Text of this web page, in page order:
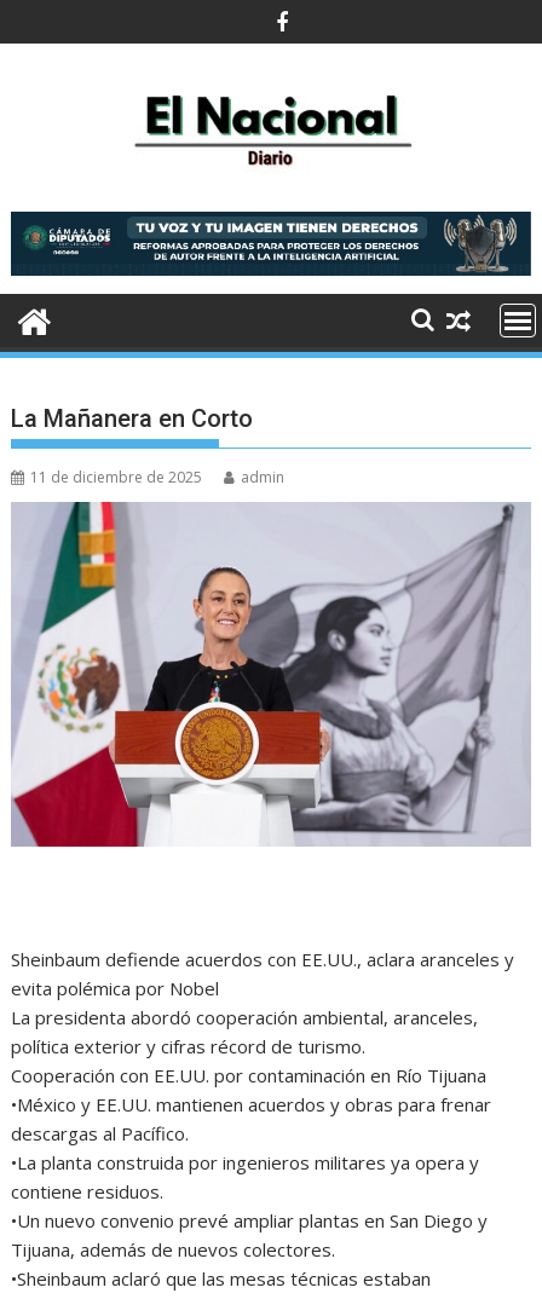
al
La Mañanera en Corto
11 de diciembre de 2025 admin
Sheinbaum defiende acuerdos con EE.UU., aclara aranceles y
evita polémica por Nobel
La presidenta abordó cooperación ambiental, aranceles,
política exterior y cifras récord de turismo.
Cooperación con EE.UU. por contaminación en Río Tijuana
•México y EE.UU. mantienen acuerdos y obras para frenar
descargas al Pacífico.
•La planta construida por ingenieros militares ya opera y
contiene residuos.
•Un nuevo convenio prevé ampliar plantas en San Diego y
Tijuana, además de nuevos colectores.
•Sheinbaum aclaró que las mesas técnicas estaban